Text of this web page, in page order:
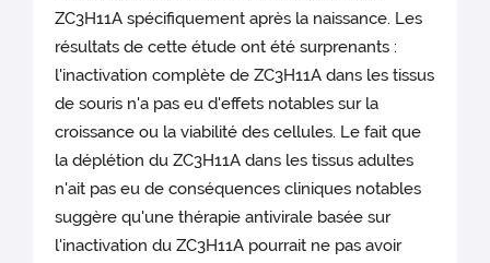
ZC3H11A spécifiquement après la naissance. Les
résultats de cette étude ont été surprenants :
l'inactivation complète de ZC3H11A dans les tissus
de souris n'a pas eu d'effets notables sur la
croissance ou la viabilité des cellules. Le fait que
la déplétion du ZC3H11A dans les tissus adultes
n'ait pas eu de conséquences cliniques notables
suggère qu'une thérapie antivirale basée sur
l'inactivation du ZC3H11A pourrait ne pas avoir